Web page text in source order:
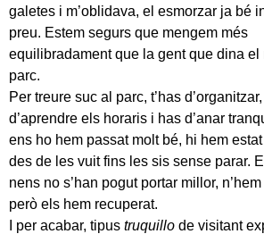
galetes i m’oblidava, el esmorzar ja bé
preu. Estem segurs que mengem més
equilibradament que la gent que dina el
parc.
Per treure suc al parc, t’has d’organitzar,
d’aprendre els horaris i has d’anar
ens ho hem passat molt bé, hi hem
des de les vuit fins les sis sense parar.
nens no s’han pogut portar millor,
però els hem recuperat.
I per acabar, tipus truquillo de visitant